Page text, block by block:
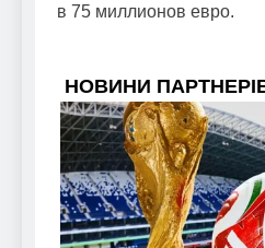
в 75 миллионов евро.